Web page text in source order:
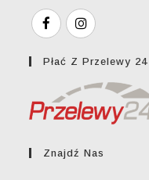
Płać Z Przelewy 24
Znajdź Nas